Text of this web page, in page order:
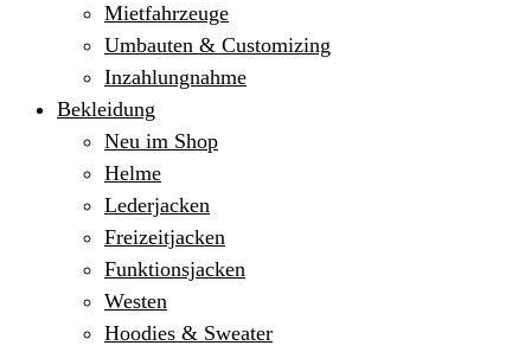
Mietfahrzeuge
Umbauten & Customizing
Inzahlungnahme
Bekleidung
Neu im Shop
Helme
Lederjacken
Freizeitjacken
Funktionsjacken
Westen
Hoodies & Sweater